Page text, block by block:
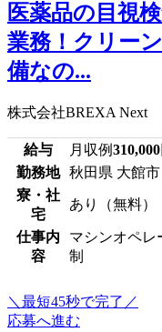
医薬品の目視
業務！クリー
備なの...
株式会社BREXA Next
給与 月収例310,000
勤務地
秋田県 大館市
寮・社
宅
あり（無料）
仕事内
容
マシンオペレ
制
＼最短45秒で完了／
応募へ進む